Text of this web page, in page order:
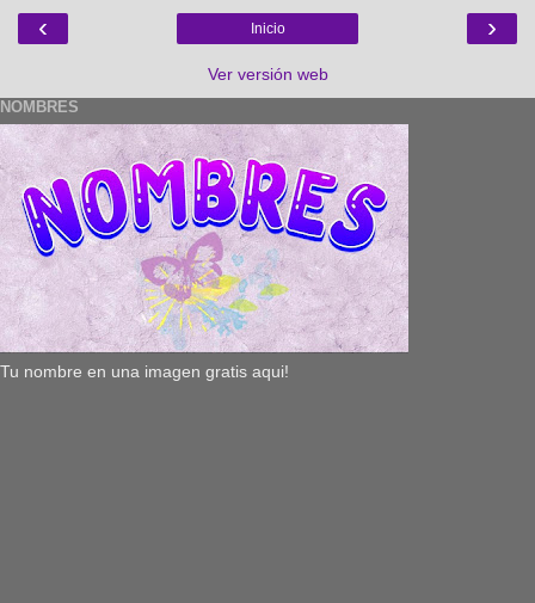
‹ ›
Inicio
Ver versión web
NOMBRES
Tu nombre en una imagen gratis aqui!